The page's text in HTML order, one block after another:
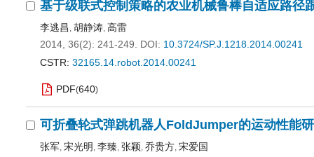
基于级联式控制策略的农业机械鲁棒自适应路径
李逃昌 , 胡静涛, 高雷
2014, 36(2): 241-249.
DOI: 10.3724/SP.J.1218.2014.00241
CSTR: 32165.14.robot.2014.00241
PDF(640)
可折叠轮式弹跳机器人FoldJumper的运动性能
张军, 宋光明 , 李臻, 张颖, 乔贵方, 宋爱国